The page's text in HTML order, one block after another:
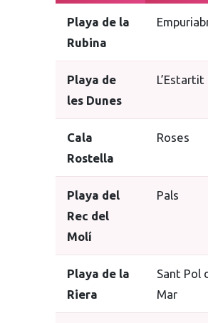
Playa de la
Rubina
Playa de
les Dunes
L’Estartit
Cala
Rostella
Roses
Playa del
Rec del
Molí
Pals
Playa de la
Riera
Sant Pol
Mar